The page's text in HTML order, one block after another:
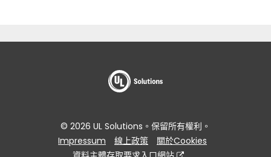
© 2026 UL Solutions。保留所有權利。
Impressum
線上政策
關於Cookies